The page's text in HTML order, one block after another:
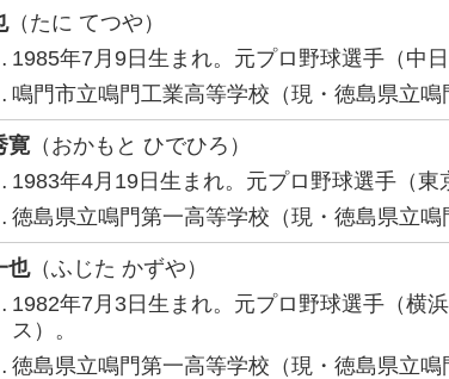
（たに てつや）
1985年7月9日生まれ。元プロ野球選手（中日
鳴門市立鳴門工業高等学校（現・徳島県立
寛（おかもと ひでひろ）
1983年4月19日生まれ。元プロ野球選手（東
徳島県立鳴門第一高等学校（現・徳島県立
也（ふじた かずや）
1982年7月3日生まれ。元プロ野球選手（横
ス）。
徳島県立鳴門第一高等学校（現・徳島県立